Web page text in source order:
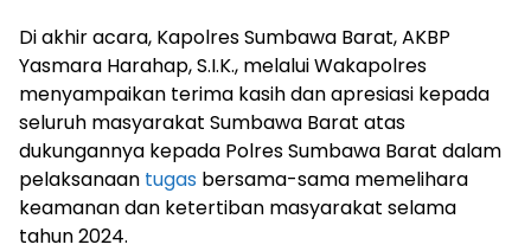
Di akhir acara, Kapolres Sumbawa Barat, AKBP
Yasmara Harahap, S.I.K., melalui Wakapolres
menyampaikan terima kasih dan apresiasi kepada
seluruh masyarakat Sumbawa Barat atas
dukungannya kepada Polres Sumbawa Barat dalam
pelaksanaan tugas bersama-sama memelihara
keamanan dan ketertiban masyarakat selama
tahun 2024.